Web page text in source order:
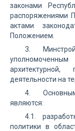
законами
распоряжениями
актами
Положением.
3.
уполномоченным
архитектурной,
деятельности на
4.
являются:
4.1.
политики в